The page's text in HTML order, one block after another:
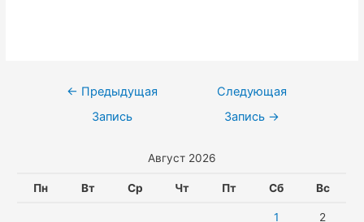
Навигация
← Предыдущая
Запись
Следующая
Запись →
Август 2026
Пн Вт Ср Чт Пт Сб Вс
1
2